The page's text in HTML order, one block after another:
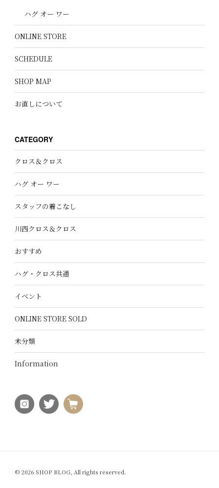
ハグ オー ワー
ONLINE STORE
SCHEDULE
SHOP MAP
お直しについて
CATEGORY
クロス＆クロス
ハグ オー ワー
スタッフの着こなし
川西クロス＆クロス
おすすめ
ハグ・クロス共通
イベント
ONLINE STORE SOLD
未分類
Information
© 2026 SHOP BLOG, All rights reserved.